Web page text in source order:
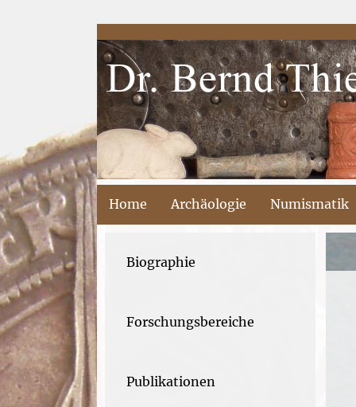
Home Archäologie Numismatik
Biographie
Forschungsbereiche
Publikationen